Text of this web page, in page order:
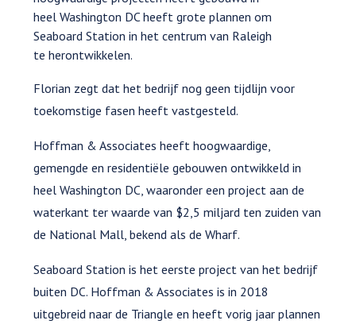
heel Washington DC heeft grote plannen om
Seaboard Station in het centrum van Raleigh
te herontwikkelen.
Florian zegt dat het bedrijf nog geen tijdlijn voor
toekomstige fasen heeft vastgesteld.
Hoffman & Associates heeft hoogwaardige,
gemengde en residentiële gebouwen ontwikkeld in
heel Washington DC, waaronder een project aan de
waterkant ter waarde van $2,5 miljard ten zuiden van
de National Mall, bekend als de Wharf.
Seaboard Station is het eerste project van het bedrijf
buiten DC. Hoffman & Associates is in 2018
uitgebreid naar de Triangle en heeft vorig jaar plannen